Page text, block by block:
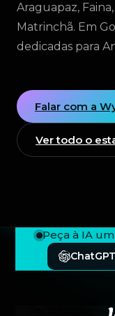
Araguapaz,
Matrinchã. Em
dedicadas para
Falar com a
Ver todo o
Peça à IA
ChatGPT